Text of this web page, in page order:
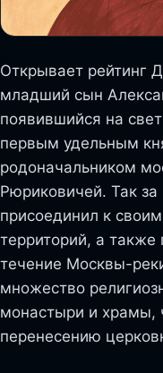
Открывает рейтинг
младший сын
появившийся на
первым удельным
родоначальником
Рюриковичей. Так
присоединил к
территорий, а также
течение Москвы-
множество
монастыри и храмы,
перенесению